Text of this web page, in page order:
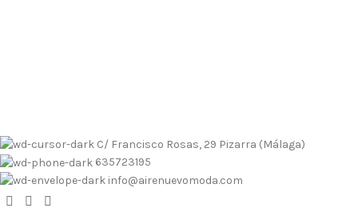
C/ Francisco Rosas, 29 Pizarra (Málaga)
635723195
info@airenuevomoda.com